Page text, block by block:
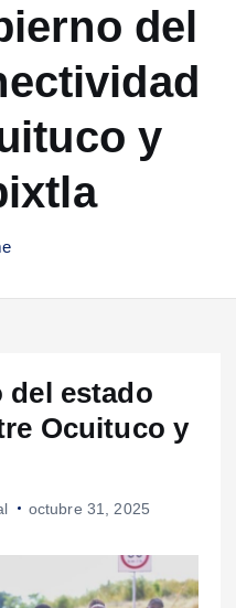
del
y
del estado
Ocuituco y
octubre 31, 2025